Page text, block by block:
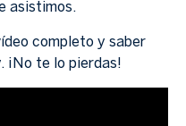
asistimos.
completo y saber
¡No te lo pierdas!